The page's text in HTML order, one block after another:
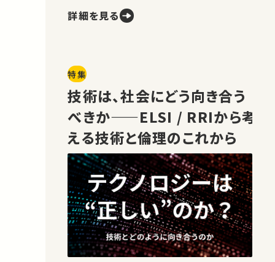
詳細を見る
特集
技術は、社会にどう向き合う
べきか——ELSI / RRIから考
える技術と倫理のこれから